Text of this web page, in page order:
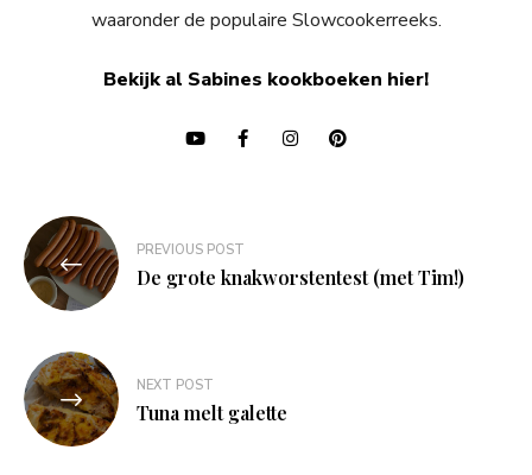
waaronder de populaire Slowcookerreeks.
Bekijk al Sabines kookboeken hier!
Bericht
navigatie
PREVIOUS POST
De grote knakworstentest (met Tim!)
NEXT POST
Tuna melt galette